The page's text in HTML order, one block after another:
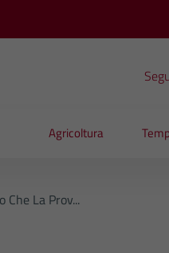
Agricoltura
Che La Prov...